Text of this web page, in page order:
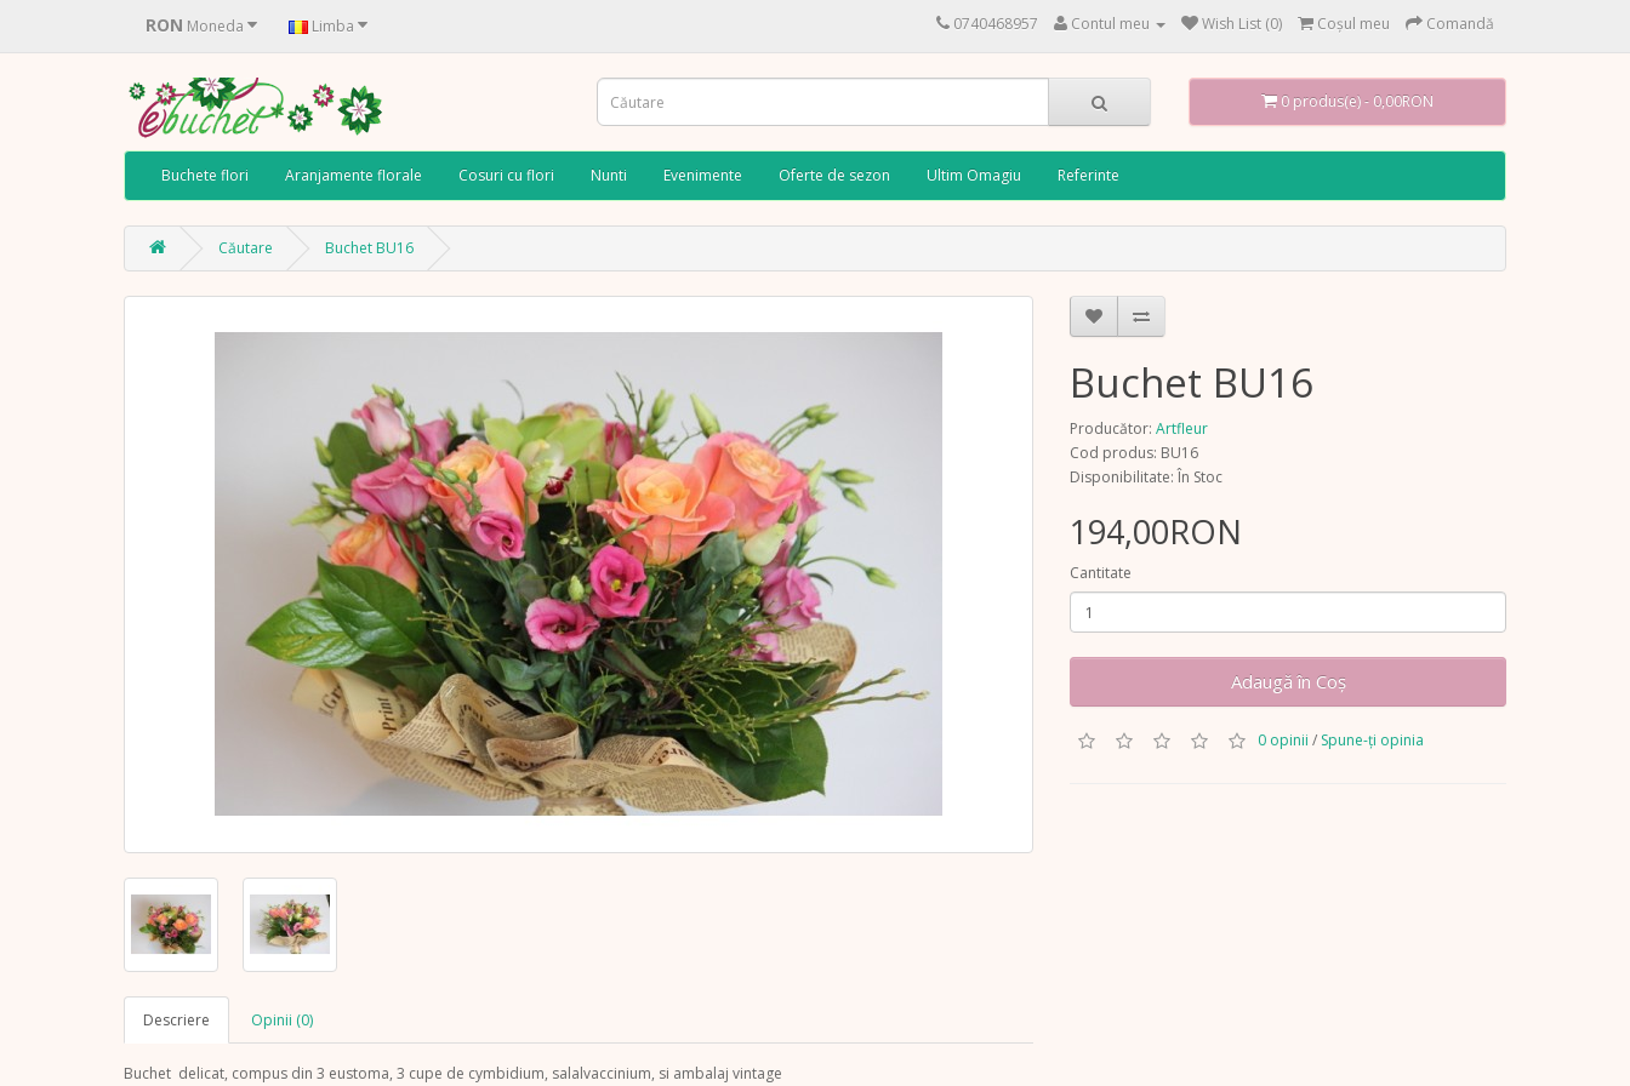
RON Moneda Limba 0740468957 Contul meu Wish List (0) Coşul meu Comandă
0 produs(e) - 0,00RON
Buchete flori Aranjamente florale Cosuri cu flori Nunti Evenimente Oferte de sezon Ultim Omagiu Referinte
Căutare Buchet BU16
Descriere Opinii (0)
Buchet delicat, compus din 3 eustoma, 3 cupe de cymbidium, salalvaccinium, si ambalaj vintage
Buchet BU16
Producător: Artfleur
Cod produs: BU16
Disponibilitate: În Stoc
194,00RON
Cantitate
Adaugă în Coş
0 opinii / Spune-ţi opinia